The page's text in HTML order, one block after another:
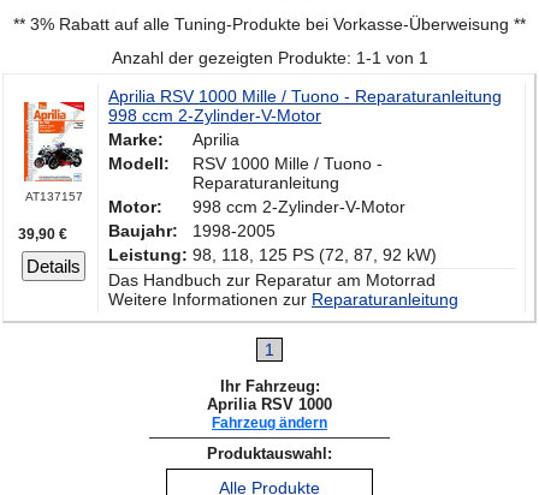
** 3% Rabatt auf alle Tuning-Produkte bei Vorkasse-Überweisung **
Anzahl der gezeigten Produkte: 1-1 von 1
AT137157
39,90 €
Details
Aprilia RSV 1000 Mille / Tuono - Reparaturanleitung
998 ccm 2-Zylinder-V-Motor
Marke:
Aprilia
Modell:
RSV 1000 Mille / Tuono -
Reparaturanleitung
Motor:
998 ccm 2-Zylinder-V-Motor
Baujahr:
1998-2005
Leistung: 98, 118, 125 PS (72, 87, 92 kW)
Das Handbuch zur Reparatur am Motorrad
Weitere Informationen zur Reparaturanleitung
1
Ihr Fahrzeug:
Aprilia RSV 1000
Fahrzeug ändern
Produktauswahl:
Alle Produkte